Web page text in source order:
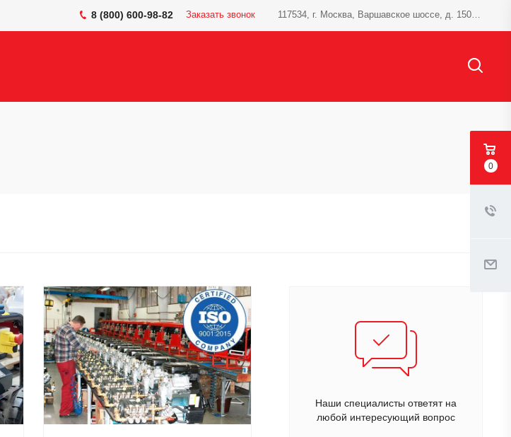
117534, г. Москва, Варшавское шоссе, д. 150, к.1
8 (800) 600-98-82 Заказать звонок
Наши специалисты ответят на
любой интересующий вопрос
0